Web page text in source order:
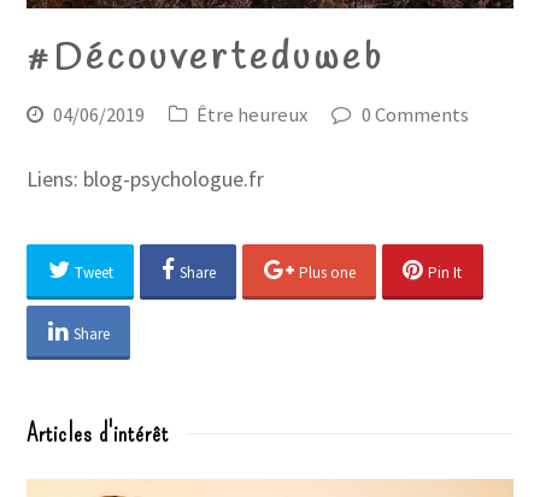
#Découverteduweb
04/06/2019 Être heureux 0 Comments
Liens: blog-psychologue.fr
Tweet Share Plus one Pin It
Share
Articles d'intérêt